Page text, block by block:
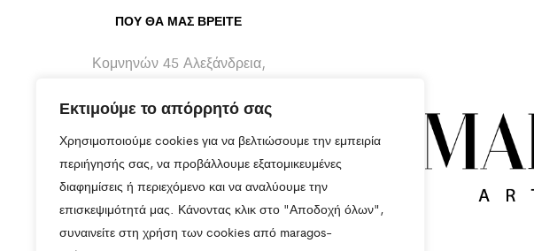
Εκτιμούμε το απόρρητό σας
Χρησιμοποιούμε cookies για να βελτιώσουμε την εμπειρία
περιήγησής σας, να προβάλλουμε εξατομικευμένες
διαφημίσεις ή περιεχόμενο και να αναλύουμε την
επισκεψιμότητά μας. Κάνοντας κλικ στο "Αποδοχή όλων",
συναινείτε στη χρήση των cookies από maragos-
ΠΟΥ ΘΑ ΜΑΣ ΒΡΕΊΤΕ
Κομνηνών 45 Αλεξάνδρεια,
info@maragos-artluxury.com
+30 2333401170
+30 6930898907